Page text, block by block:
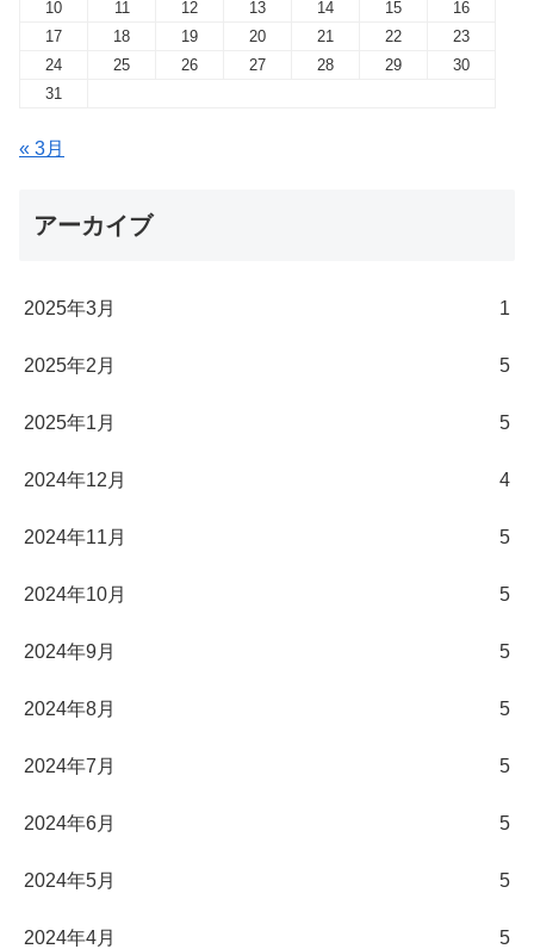
10
11 12 13 14 15
16
17
18 19 20 21 22
23
24
25 26 27 28 29
30
31
« 3月
アーカイブ
2025年3月 1
2025年2月 5
2025年1月 5
2024年12月 4
2024年11月 5
2024年10月 5
2024年9月 5
2024年8月 5
2024年7月 5
2024年6月 5
2024年5月 5
2024年4月 5